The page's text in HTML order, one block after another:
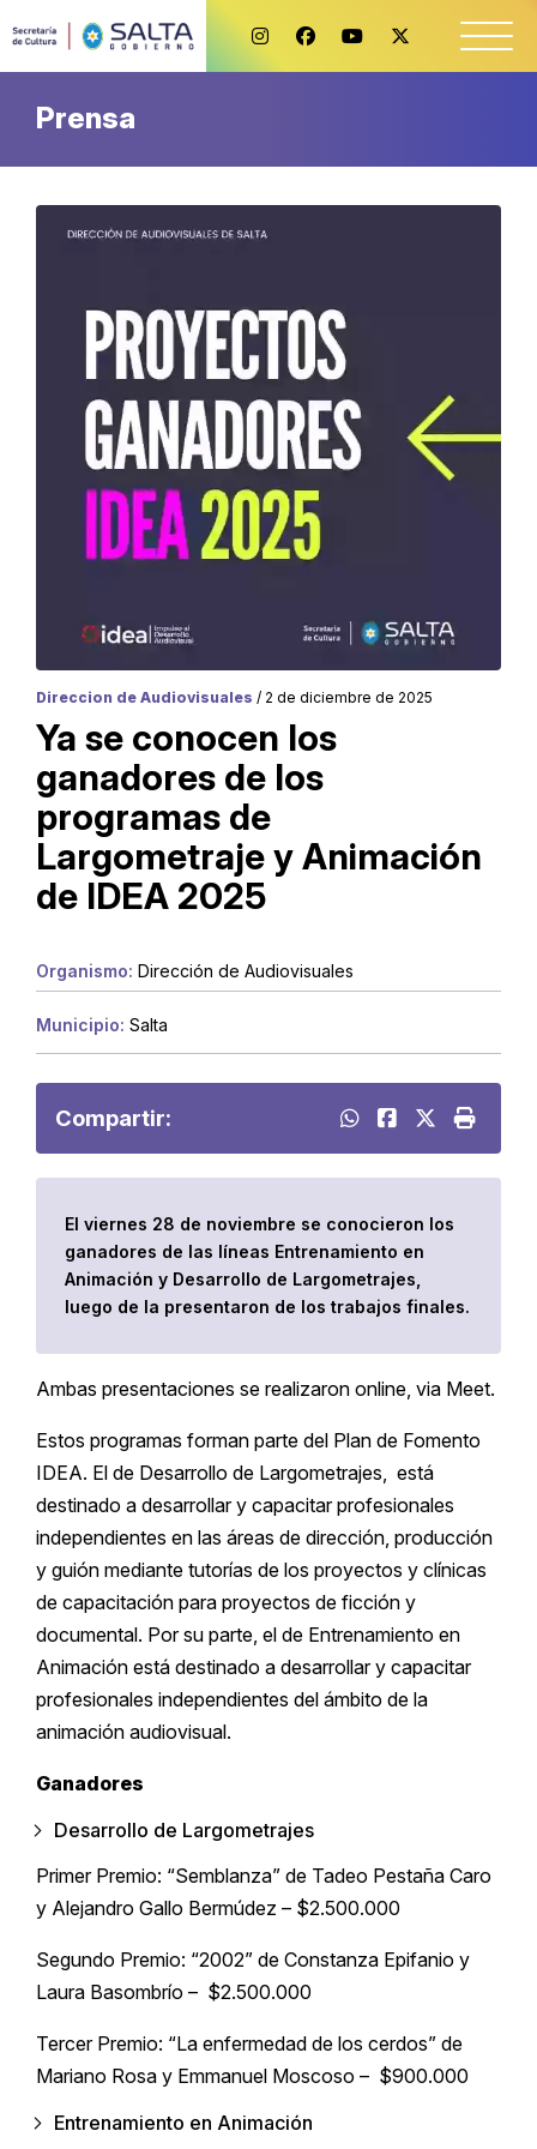
Prensa
Direccion de Audiovisuales / 2 de diciembre de 2025
Ya se conocen los
ganadores de los
programas de
Largometraje y Animación
de IDEA 2025
Organismo: Dirección de Audiovisuales
Municipio: Salta
Compartir:
El viernes 28 de noviembre se conocieron los
ganadores de las líneas Entrenamiento en
Animación y Desarrollo de Largometrajes,
luego de la presentaron de los trabajos finales.
Ambas presentaciones se realizaron online, via Meet.
Estos programas forman parte del Plan de Fomento
IDEA. El de Desarrollo de Largometrajes, está
destinado a desarrollar y capacitar profesionales
independientes en las áreas de dirección, producción
y guión mediante tutorías de los proyectos y clínicas
de capacitación para proyectos de ficción y
documental. Por su parte, el de Entrenamiento en
Animación está destinado a desarrollar y capacitar
profesionales independientes del ámbito de la
animación audiovisual.
Ganadores
Desarrollo de Largometrajes
Primer Premio: “Semblanza” de Tadeo Pestaña Caro
y Alejandro Gallo Bermúdez – $2.500.000
Segundo Premio: “2002” de Constanza Epifanio y
Laura Basombrío – $2.500.000
Tercer Premio: “La enfermedad de los cerdos” de
Mariano Rosa y Emmanuel Moscoso – $900.000
Entrenamiento en Animación